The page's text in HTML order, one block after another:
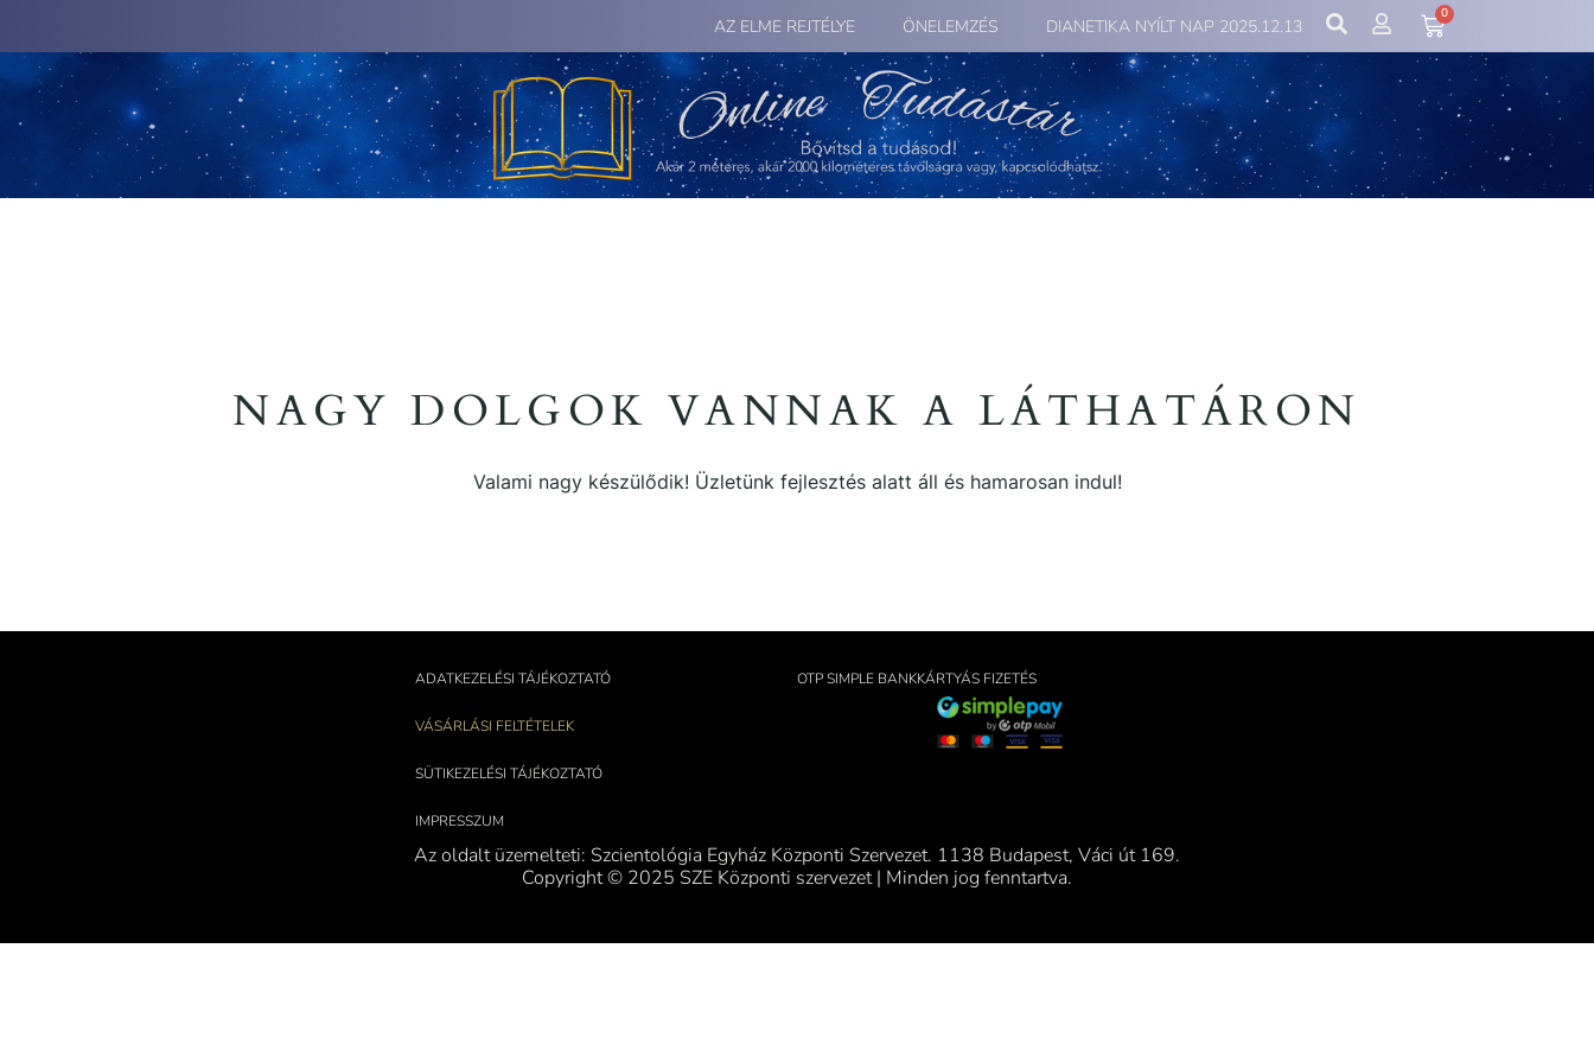
AZ ELME REJTÉLYE ÖNELEMZÉS DIANETIKA NYÍLT NAP 2025.12.13
0
NAGY DOLGOK VANNAK A LÁTHATÁRON
Valami nagy készülődik! Üzletünk fejlesztés alatt áll és hamarosan indul!
ADATKEZELÉSI TÁJÉKOZTATÓ
VÁSÁRLÁSI FELTÉTELEK
SÜTIKEZELÉSI TÁJÉKOZTATÓ
IMPRESSZUM
OTP SIMPLE BANKKÁRTYÁS FIZETÉS
Az oldalt üzemelteti: Szcientológia Egyház Központi Szervezet. 1138 Budapest, Váci út 169.
Copyright © 2025 SZE Központi szervezet | Minden jog fenntartva.